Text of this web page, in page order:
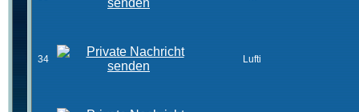
34 Lufti